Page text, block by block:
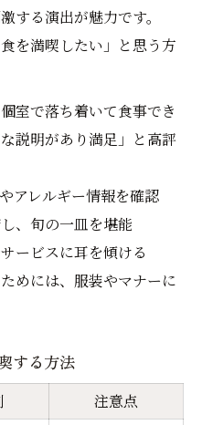
する演出が魅力です。
を満喫したい」と思う方
室で落ち着いて食事でき
説明があり満足」と高評
アレルギー情報を確認
、旬の一皿を堪能
ービスに耳を傾ける
めには、服装やマナーに
する方法
注意点